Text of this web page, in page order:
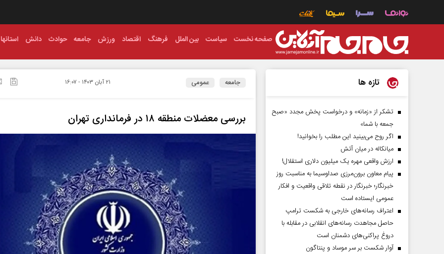
صفحه نخست سیاست بین الملل فرهنگ اقتصاد ورزش جامعه حوادث دانش استانها
جامعه عمومی ۲۱ آبان ۱۴۰۳ - ۱۶:۰۷
بررسی معضلات منطقه ۱۸ در فرمانداری تهران
تازه ها
تشکر از «زمانه» و درخواست پخش مجدد «صبح
جمعه با شما»
اگر روح می‌بینید این مطلب را بخوانید!
میانکاله در میان آتش
ارزش واقعی مهره یک میلیون دلاری استقلال!
پیام معاون برون‌مرزی صداوسیما به مناسبت روز
خبرنگار؛ خبرنگار در نقطه تلاقی واقعیت و افکار
عمومی ایستاده است
اعتراف رسانه‌های خارجی به شکست ترامپ
حاصل مجاهدت رسانه‌های انقلابی در مقابله با
دروغ پراکنی‌های دشمنان است
آوار شکست بر سر موساد و پنتاگون